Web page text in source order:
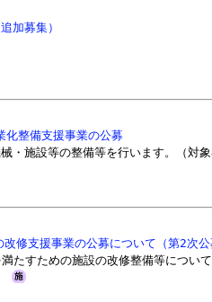
加募集）
化整備支援事業の公募
・施設等の整備等を行います。（対象
修支援事業の公募について（第2次公
たすための施設の改修整備等について